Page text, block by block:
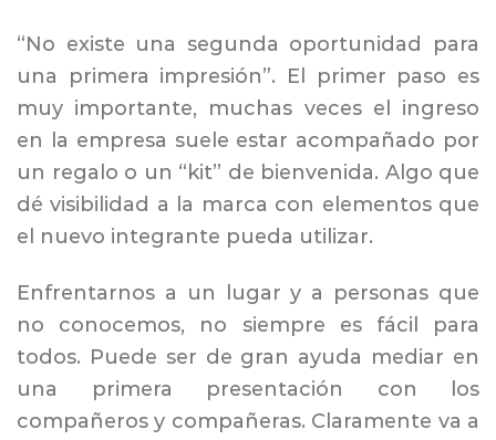
“No existe una segunda oportunidad para
una primera impresión”. El primer paso es
muy importante, muchas veces el ingreso
en la empresa suele estar acompañado por
un regalo o un “kit” de bienvenida. Algo que
dé visibilidad a la marca con elementos que
el nuevo integrante pueda utilizar.
Enfrentarnos a un lugar y a personas que
no conocemos, no siempre es fácil para
todos. Puede ser de gran ayuda mediar en
una primera presentación con los
compañeros y compañeras. Claramente va a